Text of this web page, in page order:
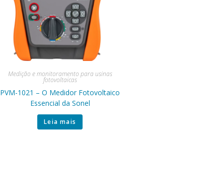
Medição e monitoramento para usinas
fotovoltaicas
PVM-1021 – O Medidor Fotovoltaico
Essencial da Sonel
Leia mais